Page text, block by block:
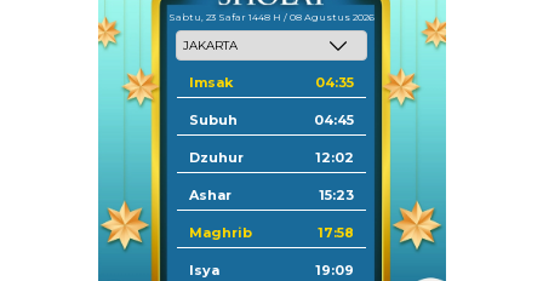
Sabtu, 23 Safar 1448 H / 08 Agustus 2026
Imsak 04:35
Subuh 04:45
Dzuhur 12:02
Ashar 15:23
Maghrib 17:58
Isya 19:09